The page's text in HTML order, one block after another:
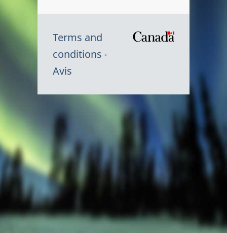
Terms and
conditions
Avis
Canada